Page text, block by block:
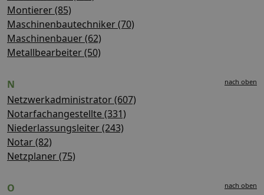
Montierer (85)
Maschinenbautechniker (70)
Maschinenbauer (62)
Metallbearbeiter (50)
N nach oben
Netzwerkadministrator (607)
Notarfachangestellte (331)
Niederlassungsleiter (243)
Notar (82)
Netzplaner (75)
O nach oben